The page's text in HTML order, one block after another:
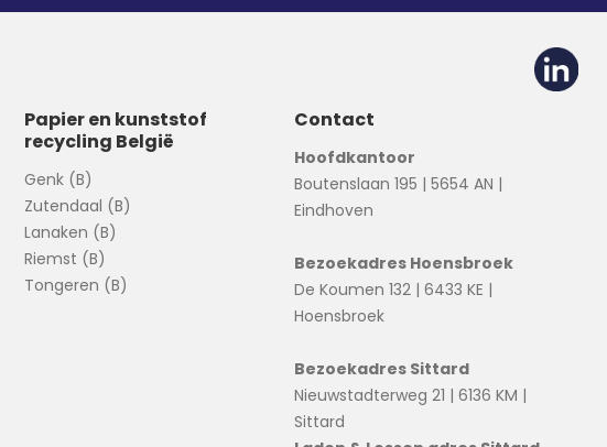
Papier en kunststof
recycling België
Genk (B)
Zutendaal (B)
Lanaken (B)
Riemst (B)
Tongeren (B)
Contact
Hoofdkantoor
Boutenslaan 195 | 5654 AN |
Eindhoven
Bezoekadres Hoensbroek
De Koumen 132 | 6433 KE |
Hoensbroek
Bezoekadres Sittard
Nieuwstadterweg 21 | 6136 KM |
Sittard